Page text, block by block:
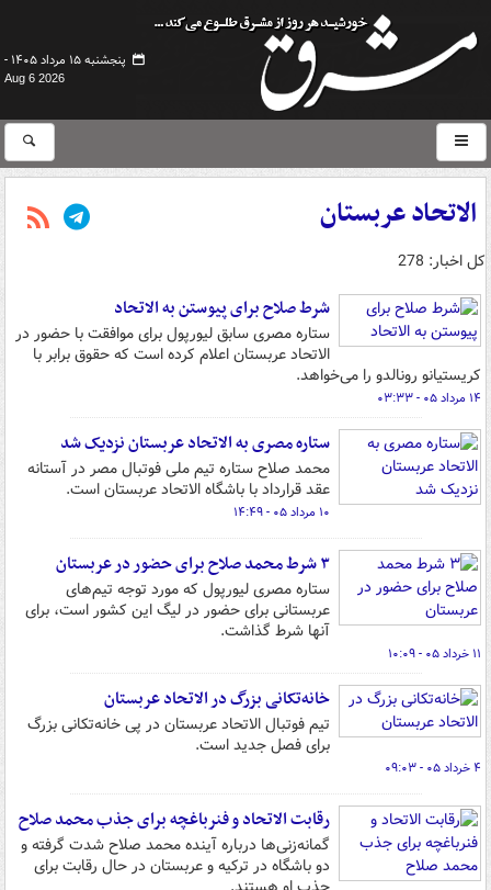
پنجشنبه ۱۵ مرداد ۱۴۰۵ -
Aug 6 2026
الاتحاد عربستان
کل اخبار: 278
شرط صلاح برای پیوستن به الاتحاد
ستاره مصری سابق لیورپول برای موافقت با حضور در
الاتحاد عربستان اعلام کرده است که حقوق برابر با
کریستیانو رونالدو را می‌خواهد.
۱۴ مرداد ۰۵ - ۰۳:۳۳
ستاره مصری به الاتحاد عربستان نزدیک شد
محمد صلاح ستاره تیم ملی فوتبال مصر در آستانه
عقد قرارداد با باشگاه الاتحاد عربستان است.
۱۰ مرداد ۰۵ - ۱۴:۴۹
۳ شرط محمد صلاح برای حضور در عربستان
ستاره مصری لیورپول که مورد توجه تیم‌های
عربستانی برای حضور در لیگ این کشور است، برای
آنها شرط گذاشت.
۱۱ خرداد ۰۵ - ۱۰:۰۹
خانه‌تکانی بزرگ در الاتحاد عربستان
تیم فوتبال الاتحاد عربستان در پی خانه‌تکانی بزرگ
برای فصل جدید است.
۴ خرداد ۰۵ - ۰۹:۰۳
رقابت الاتحاد و فنرباغچه برای جذب محمد صلاح
گمانه‌زنی‌ها درباره آینده محمد صلاح شدت گرفته و
دو باشگاه در ترکیه و عربستان در حال رقابت برای